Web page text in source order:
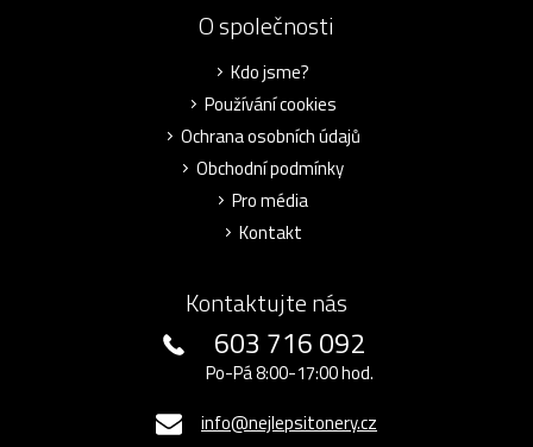
O společnosti
Kdo jsme?
Používání cookies
Ochrana osobních údajů
Obchodní podmínky
Pro média
Kontakt
Kontaktujte nás
603 716 092
Po-Pá 8:00-17:00 hod.
info@nejlepsitonery.cz